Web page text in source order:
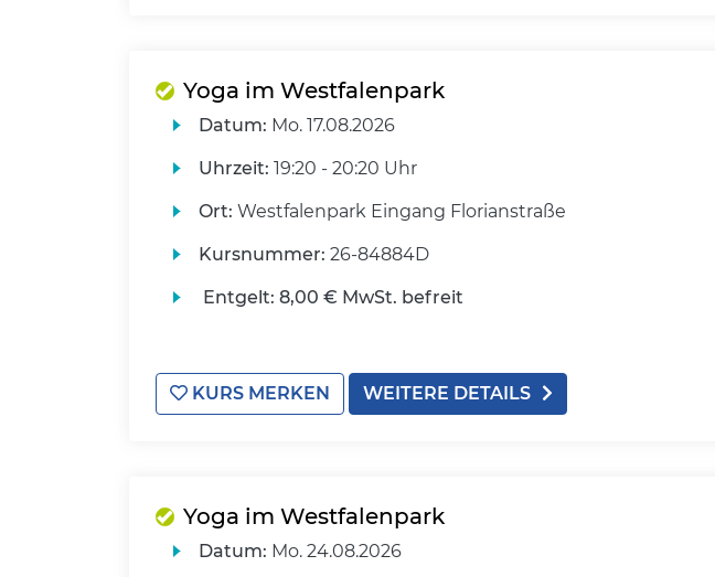
Yoga im Westfalenpark
Datum: Mo. 17.08.2026
Uhrzeit: 19:20 - 20:20 Uhr
Ort: Westfalenpark Eingang Florianstraße
Kursnummer: 26-84884D
Entgelt: 8,00 € MwSt. befreit
KURS MERKEN WEITERE DETAILS
Yoga im Westfalenpark
Datum: Mo. 24.08.2026